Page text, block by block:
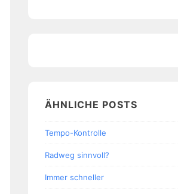
ÄHNLICHE POSTS
Tempo-Kontrolle
Radweg sinnvoll?
Immer schneller